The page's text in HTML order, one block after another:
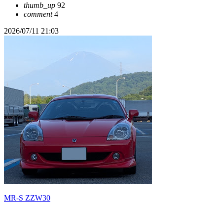
thumb_up 92
comment4
2026/07/11 21:03
MR-S ZZW30